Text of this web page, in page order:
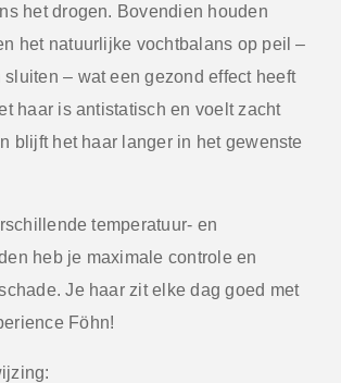
het drogen. Bovendien houden
het natuurlijke vochtbalans op peil –
sluiten – wat een gezond effect heeft
haar is antistatisch en voelt zacht
blijft het haar langer in het gewenste
temperatuur- en
heb je maximale controle en
Je haar zit elke dag goed met
Föhn!